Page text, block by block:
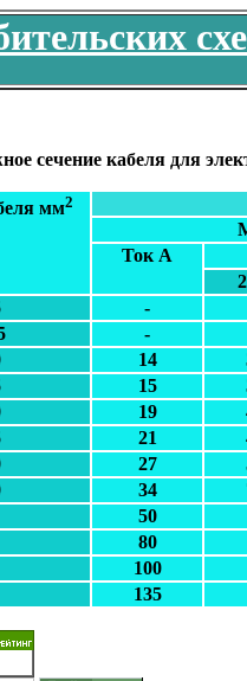
сечение кабеля для
мм2
Ток А
-
-
14
15
19
21
27
34
50
80
100
135